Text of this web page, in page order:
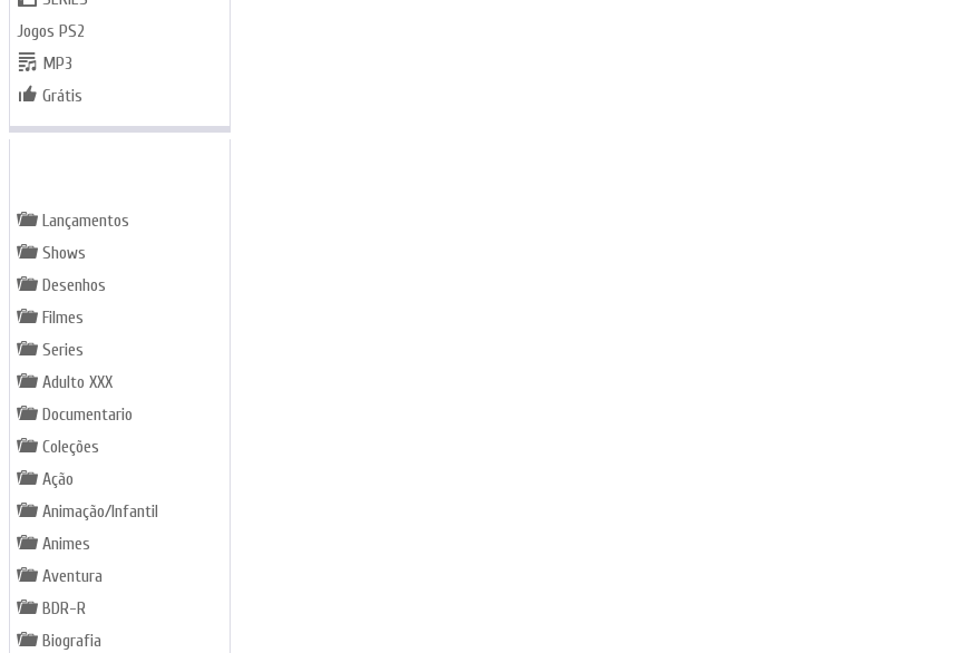
Jogos PS2
MP3
Grátis
Lançamentos
Shows
Desenhos
Filmes
Series
Adulto XXX
Documentario
Coleções
Ação
Animação/Infantil
Animes
Aventura
BDR-R
Biografia